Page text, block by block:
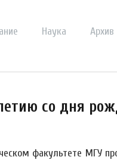
Наука Архив
со дня
факультете МГУ